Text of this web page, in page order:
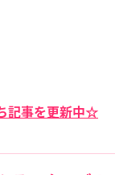
記事を更新中☆